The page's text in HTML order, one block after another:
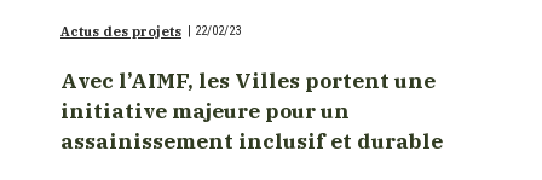
Actus des projets 22/02/23
Avec l’AIMF, les Villes portent une
initiative majeure pour un
assainissement inclusif et durable